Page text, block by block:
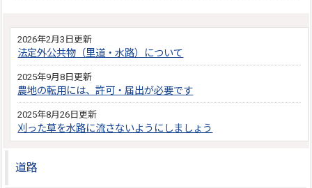
2026年2月3日更新
法定外公共物（里道・水路）について
2025年9月8日更新
農地の転用には、許可・届出が必要です
2025年8月26日更新
刈った草を水路に流さないようにしましょう
道路